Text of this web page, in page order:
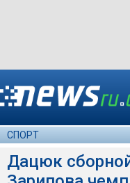
СПОРТ
Дацюк